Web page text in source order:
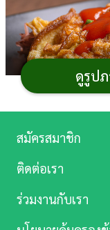
ไข่เจียว ภ
ใครเบื่อ
แปลงร่างเป็นเมนูไข่
กดอทคอมได้มัดรวม
ดูรูป
ศึกษา
บันเทิง
ดู
Music
สมัครสมาชิก
ติดต่อเรา
ร่วมงานกับเรา